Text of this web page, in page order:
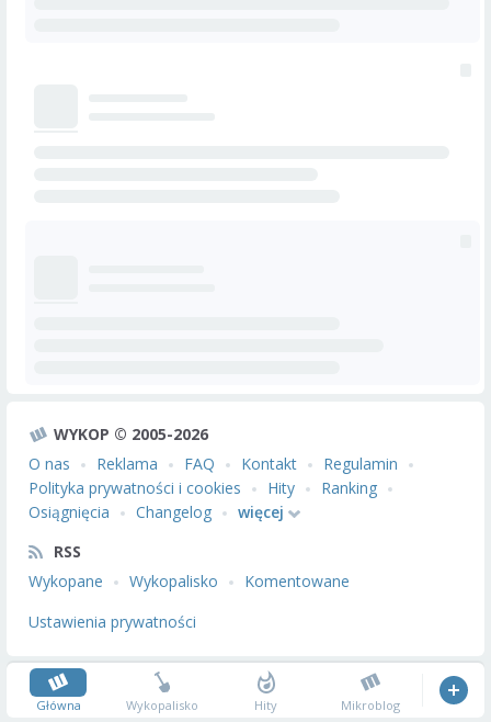
WYKOP © 2005-2026
O nas
Reklama FAQ Kontakt
Regulamin
Polityka prywatności i cookies
Hity
Ranking
Osiągnięcia
Changelog
więcej
RSS
Wykopane
Wykopalisko
Komentowane
Ustawienia prywatności
Główna Wykopalisko Hity Mikroblog